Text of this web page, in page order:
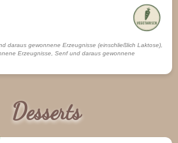
daraus gewonnene Erzeugnisse (einschließlich Laktose),
Erzeugnisse, Senf und daraus gewonnene
Desserts